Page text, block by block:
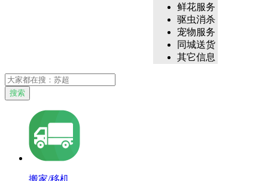
鲜花服务
驱虫消杀
宠物服务
同城送货
其它信息
搜索
搬家/移机